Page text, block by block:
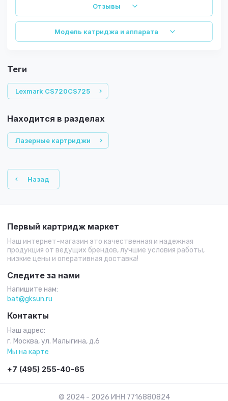
Отзывы
Модель катриджа и аппарата
теги
Lexmark CS720CS725
Находится в разделах
Лазерные картриджи
Назад
Первый картридж маркет
Наш интернет-магазин это качественная и надежная
продукция от ведущих брендов, лучшие условия работы,
низкие цены и оперативная доставка!
Следите за нами
Напишите нам:
bat@gksun.ru
Контакты
Наш адрес:
г. Москва, ул. Малыгина, д.6
Мы на карте
+7 (495) 255-40-65
© 2024 - 2026 ИНН 7716880824